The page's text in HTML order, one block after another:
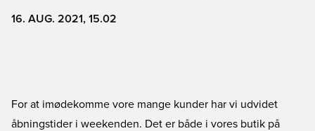
16. AUG. 2021, 15.02
For at imødekomme vore mange kunder har vi udvidet
åbningstider i weekenden. Det er både i vores butik på